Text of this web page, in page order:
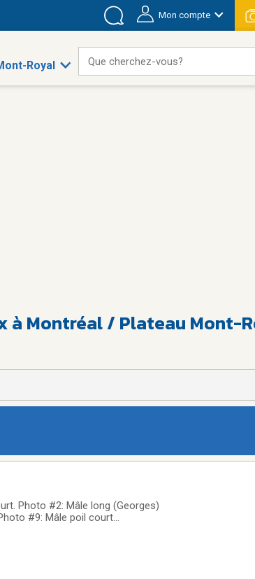
Mon compte
Royal Que cherchez-vous?
à Montréal / Plateau Mont-
Mâle long (Georges)
#9: Mâle poil court